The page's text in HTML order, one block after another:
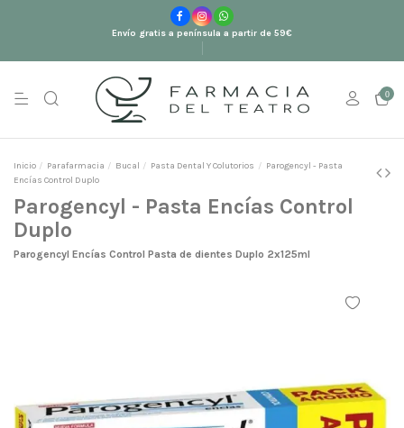
Envío gratis a península a partir de 59€
0
Inicio Parafarmacia Bucal Pasta Dental Y Colutorios
Parogencyl - Pasta
Encías Control Duplo
Parogencyl - Pasta Encías Control
Duplo
Parogencyl Encías Control Pasta de dientes Duplo 2x125ml